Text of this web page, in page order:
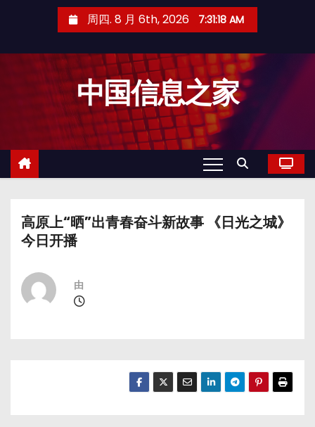
周四. 8 月 6th, 2026 7:31:18 AM
中国信息之家
高原上“晒”出青春奋斗新故事 《日光之城》
今日开播
由